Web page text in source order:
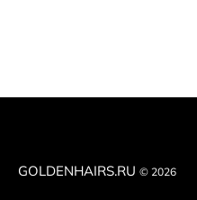
GOLDENHAIRS.RU © 2026